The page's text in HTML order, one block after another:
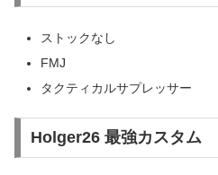
ストックなし
FMJ
タクティカルサプレッサー
Holger26 最強カスタム